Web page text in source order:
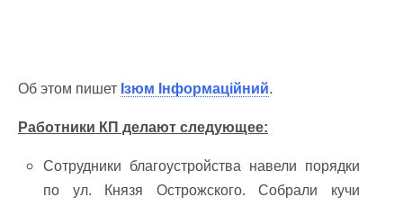
Об этом пишет Ізюм Інформаційний.
Работники КП делают следующее:
Сотрудники благоустройства навели порядки
по ул. Князя Острожского. Собрали кучи